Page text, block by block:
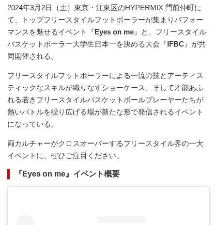
2024年3月2日（土）東京・江東区のHYPERMIX 門前仲町に
て、トップフリースタイルフットボーラーが集まりパフォー
マンスを魅せるイベント『Eyes on me 』と、フリースタイル
バスケットボーラー大学生日本一を決める大会『IFBC 』が共
同開催される。
フリースタイルフットボーラーによる一流の技とアーティス
ティックなスキルが織りなすショーケース、そして才能あふ
れる若きフリースタイルバスケットボールプレーヤーたちが
熱いバトルを繰り広げる場が新たな形で発信されるイベント
になっている。
両カルチャーがクロスオーバーするフリースタイル界の一大
イベントに、ぜひご注目ください。
『Eyes on me』イベント概要